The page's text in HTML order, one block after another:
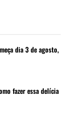
dia 3 de agosto,
fazer essa delícia